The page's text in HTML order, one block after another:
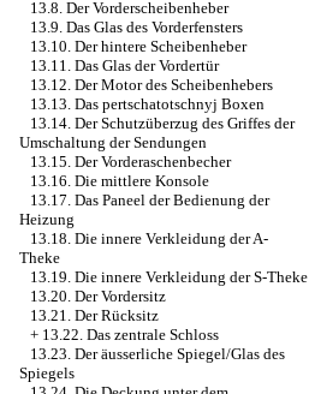
13.8. Der Vorderscheibenheber
13.9. Das Glas des Vorderfensters
13.10. Der hintere Scheibenheber
13.11. Das Glas der Vordertür
13.12. Der Motor des Scheibenhebers
13.13. Das pertschatotschnyj Boxen
13.14. Der Schutzüberzug des Griffes der
Umschaltung der Sendungen
13.15. Der Vorderaschenbecher
13.16. Die mittlere Konsole
13.17. Das Paneel der Bedienung der
Heizung
13.18. Die innere Verkleidung der A-
Theke
13.19. Die innere Verkleidung der S-Theke
13.20. Der Vordersitz
13.21. Der Rücksitz
+ 13.22. Das zentrale Schloss
13.23. Der äusserliche Spiegel/Glas des
Spiegels